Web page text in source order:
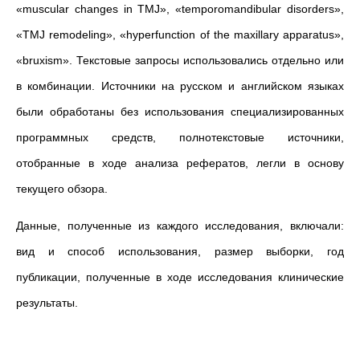
«muscular changes in TMJ», «temporomandibular disorders»,
«TMJ remodeling», «hyperfunction of the maxillary apparatus»,
«bruxism». Текстовые запросы использовались отдельно или
в комбинации. Источники на русском и английском языках
были обработаны без использования специализированных
программных средств, полнотекстовые источники,
отобранные в ходе анализа рефератов, легли в основу
текущего обзора.
Данные, полученные из каждого исследования, включали:
вид и способ использования, размер выборки, год
публикации, полученные в ходе исследования клинические
результаты.